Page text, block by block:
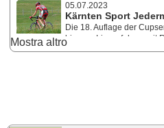
05.07.2023
Kärnten Sport
Die 18. Auflage der
bis zum Lizenzfahrer, mit
den Start gehen kann, umfasst heuer
Mostra altro